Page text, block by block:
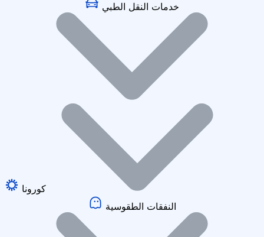
خدمات النقل الطبي
كورونا
النفقات الطقوسية